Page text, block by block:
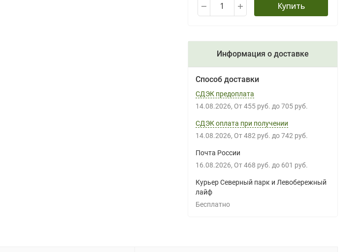
Купить
Информация о доставке
Способ доставки
СДЭК предоплата
14.08.2026 От 455 руб. до 705 руб.
СДЭК оплата при получении
14.08.2026 От 482 руб. до 742 руб.
Почта России
16.08.2026 От 468 руб. до 601 руб.
Курьер Северный парк и Левобережный
лайф
Бесплатно